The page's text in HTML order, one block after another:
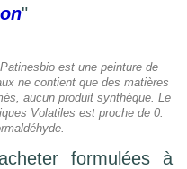
"
est une peinture de
ne contient que des matières
aucun produit synthéque. Le
Volatiles est proche de 0.
formulées à